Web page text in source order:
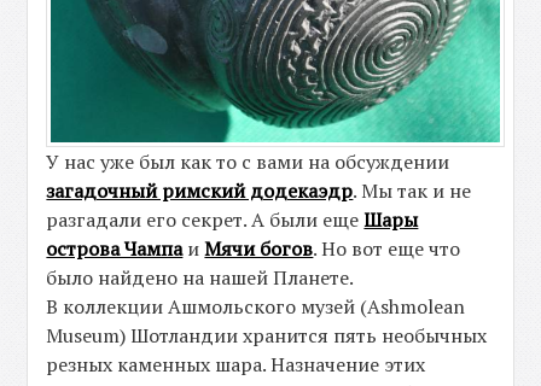
У нас уже был как то с вами на обсуждении
загадочный римский додекаэдр. Мы так и не
разгадали его секрет. А были ещеШары
острова ЧампаиМячи богов. Но вот еще что
было найдено на нашей Планете.
В коллекции Ашмольского музей (Ashmolean
Museum) Шотландии хранится пять необычных
резных каменных шара. Назначение этих